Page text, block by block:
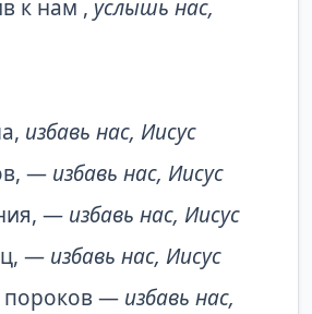
к нам , услышь нас,
избавь нас, Иисус
— избавь нас, Иисус
— избавь нас, Иисус
— избавь нас, Иисус
пороков — избавь нас,